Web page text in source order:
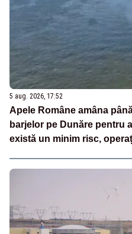
5 aug. 2026, 17:52
Apele Române amâna
barjelor pe Dunăre pentru
există un minim risc,